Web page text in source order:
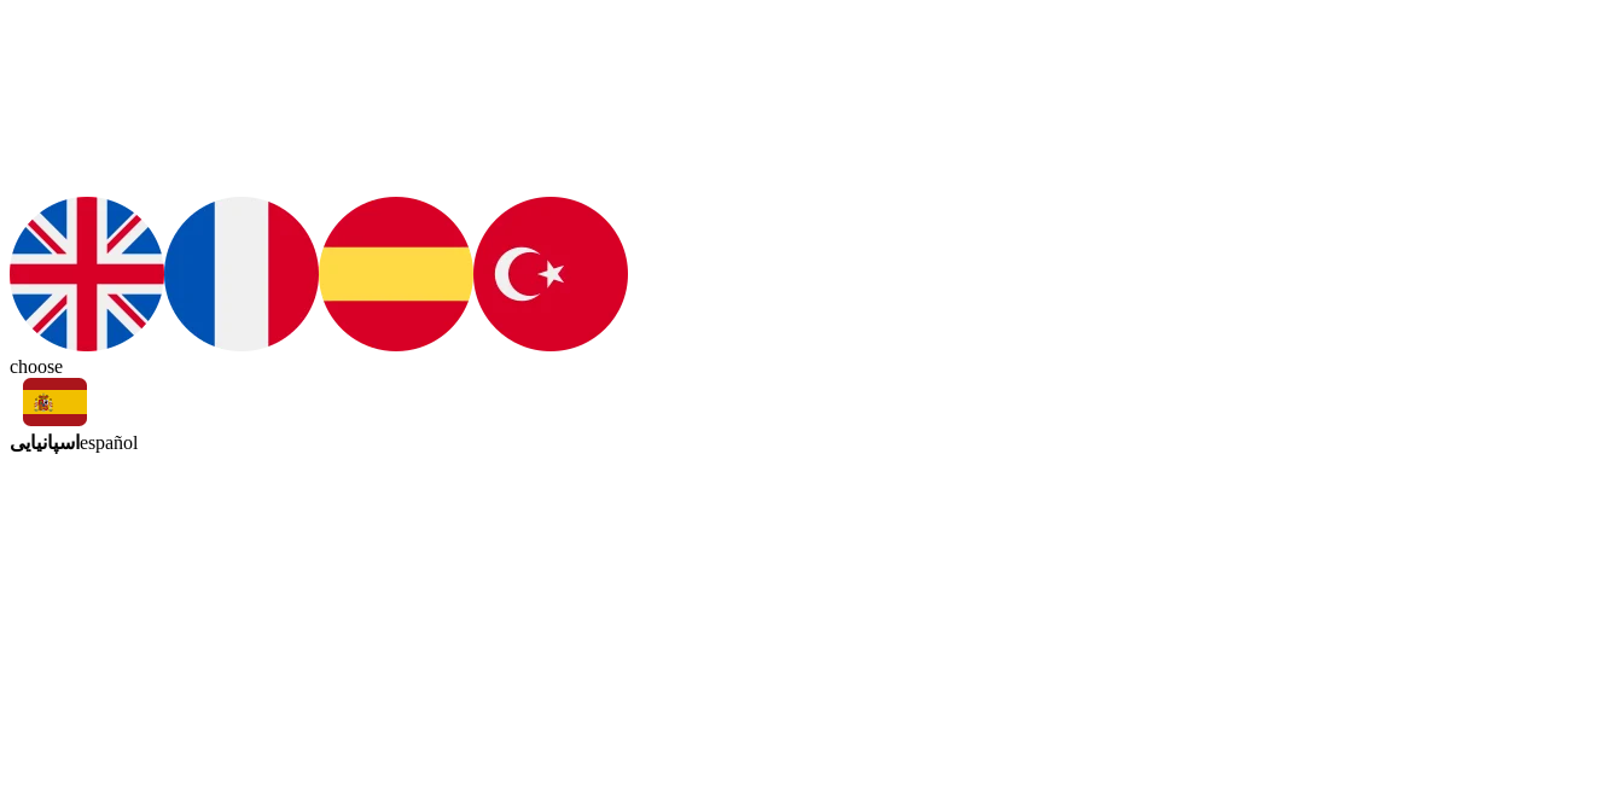
choose
اسپانیایی español